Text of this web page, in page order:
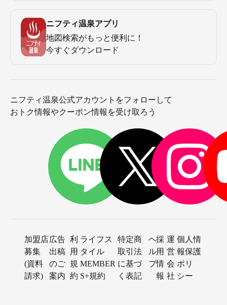
ニフティ温泉アプリ
地図検索がもっと便利に！
今すぐダウンロード
ニフティ温泉公式アカウントをフォローして
おトク情報やクーポン情報を受け取ろう
加盟店
募集
(資料
請求)
広告
出稿
のご
案内
利
用
規
約
ライフス
タイル
MEMBER
S+規約
特定商
取引法
に基づ
く表記
ヘ
ル
プ
採
用
情
報
運
営
会
社
個人情
報保護
ポリ
シー